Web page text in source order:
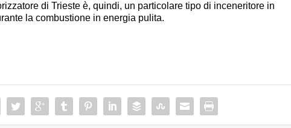
di Trieste è, quindi, un particolare tipo di inceneritore in
la combustione in energia pulita.